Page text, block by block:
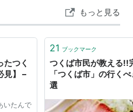
もっと見る
たつく
見】 –
いたんで
21 ブックマーク
つくば市民が教える!!
「つくば市」の行く
選